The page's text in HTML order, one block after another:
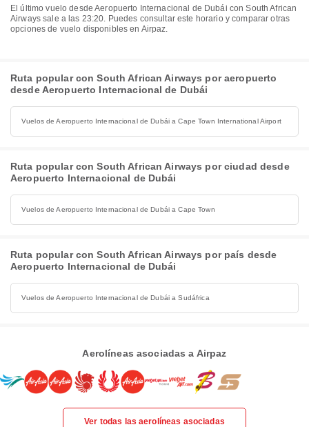
El último vuelo desde Aeropuerto Internacional de Dubái con South African
Airways sale a las 23:20. Puedes consultar este horario y comparar otras
opciones de vuelo disponibles en Airpaz.
Ruta popular con South African Airways por aeropuerto
desde Aeropuerto Internacional de Dubái
Vuelos de Aeropuerto Internacional de Dubái a Cape Town International Airport
Ruta popular con South African Airways por ciudad desde
Aeropuerto Internacional de Dubái
Vuelos de Aeropuerto Internacional de Dubái a Cape Town
Ruta popular con South African Airways por país desde
Aeropuerto Internacional de Dubái
Vuelos de Aeropuerto Internacional de Dubái a Sudáfrica
Aerolíneas asociadas a Airpaz
Ver todas las aerolíneas asociadas